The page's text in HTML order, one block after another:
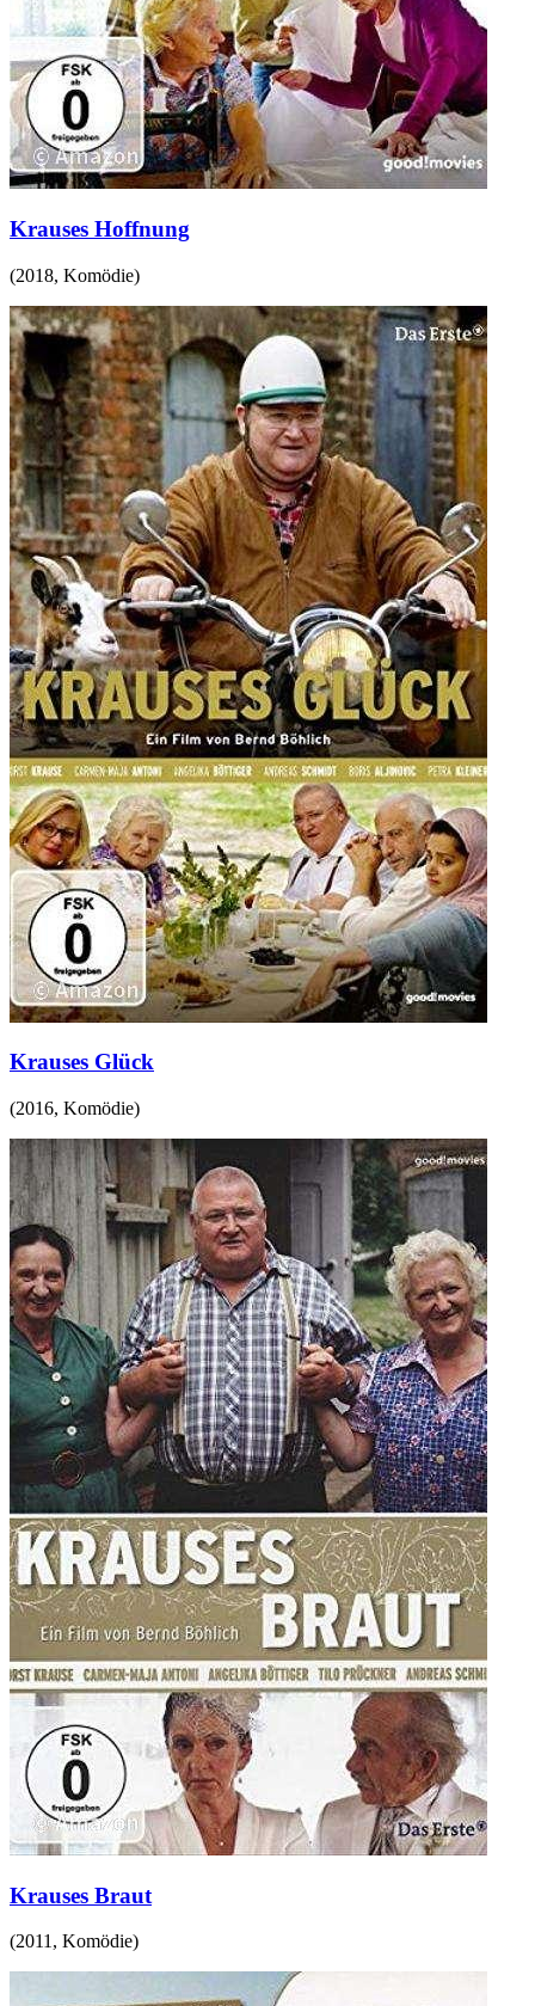
Krauses Hoffnung
(2018, Komödie)
Krauses Glück
(2016, Komödie)
Krauses Braut
(2011, Komödie)